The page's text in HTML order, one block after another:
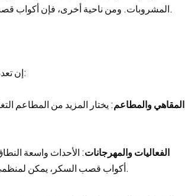
المشروبات. ومن ناحية أخرى، فإن أكواب قصب السكر خالية من المواد الكيميائية، مما يجعلها خيارًا أكثر أمانًا للمستهلكين والبيئة.
إن تعدد استخدامات أكواب قصب السكر جعلها شائعة في مجموعة متنوعة من القطاعات:
- المقاهي والمطاعم: يختار المزيد من المطاعم
- الفعاليات والمهرجانات: الأحداث واسعة
أكواب قصب السكر، يمكن لمنظمي الأحداث تقليل النفايات بشكل كبير وإنشاء تجربة أكثر مسؤولية من الناحية البيئية.